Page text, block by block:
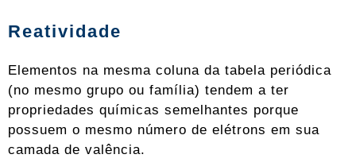
Reatividade
Elementos na mesma coluna da tabela periódica
(no mesmo grupo ou família) tendem a ter
propriedades químicas semelhantes porque
possuem o mesmo número de elétrons em sua
camada de valência.